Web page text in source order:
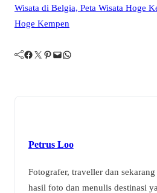
Facebook Twitter Pinterest Mail WhatsApp
Petrus Loo
Fotografer, traveller dan
hasil foto dan menulis destinasi